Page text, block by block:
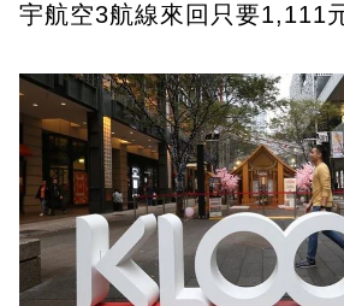
宇航空3航線來回只要1,111